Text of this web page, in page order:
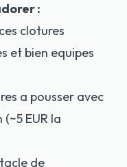
:
clotures
et bien equipes
a pousser avec
EUR la
de